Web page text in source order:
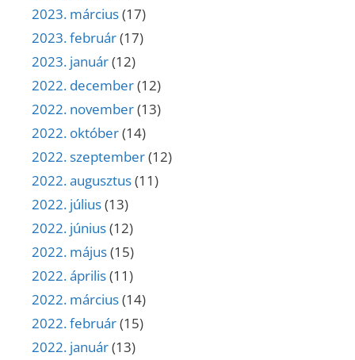
2023. március(17)
2023. február(17)
2023. január(12)
2022. december(12)
2022. november(13)
2022. október(14)
2022. szeptember(12)
2022. augusztus(11)
2022. július(13)
2022. június(12)
2022. május(15)
2022. április(11)
2022. március(14)
2022. február(15)
2022. január(13)